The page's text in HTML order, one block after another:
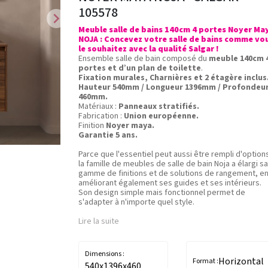
chevron_right
105578
Meuble salle de bains 140cm 4 portes Noyer
NOJA : Concevez votre salle de bains comme
le souhaitez avec la qualité Salgar !
Ensemble salle de bain composé du meuble 140cm
portes et d’un plan de toilette.
Fixation murales, Charnières et 2 étagère inclus.
Hauteur 540mm / Longueur 1396mm /
460mm.
Matériaux : Panneaux stratifiés.
Fabrication : Union européenne.
Finition Noyer maya.
Garantie 5 ans.
Parce que l'essentiel peut aussi être rempli
la famille de meubles de salle de bain Noja a élargi sa
gamme de finitions et de solutions de rangement, en
améliorant également ses guides et ses intérieurs.
Son design simple mais fonctionnel permet de
s'adapter à n'importe quel style.
Lire la suite
Dimensions :
Format :Horizontal